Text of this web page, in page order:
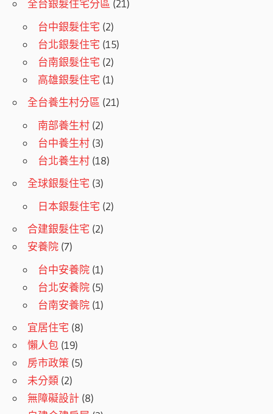
全台銀髮住宅分區 (21)
台中銀髮住宅 (2)
台北銀髮住宅 (15)
台南銀髮住宅 (2)
高雄銀髮住宅 (1)
全台養生村分區 (21)
南部養生村 (2)
台中養生村 (3)
台北養生村 (18)
全球銀髮住宅 (3)
日本銀髮住宅 (2)
合建銀髮住宅 (2)
安養院 (7)
台中安養院 (1)
台北安養院 (5)
台南安養院 (1)
宜居住宅 (8)
懶人包 (19)
房市政策 (5)
未分類 (2)
無障礙設計 (8)